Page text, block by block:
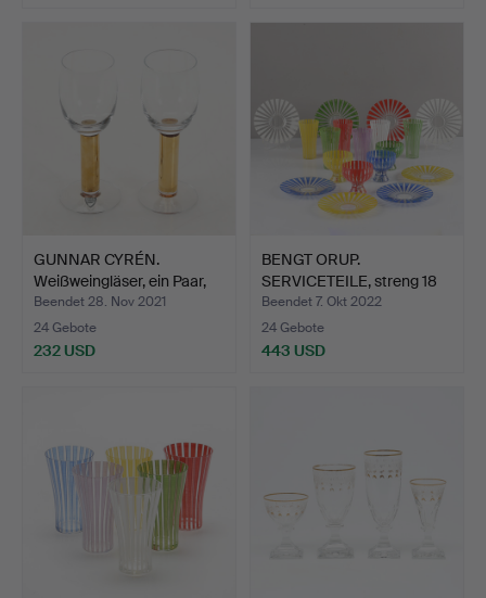
GUNNAR CYRÉN.
Weißweingläser, ein Paar,
Or…
Beendet 28. Nov 2021
24 Gebote
232 USD
BENGT ORUP.
SERVICETEILE, streng 18
dlr.
Beendet 7. Okt 2022
24 Gebote
443 USD